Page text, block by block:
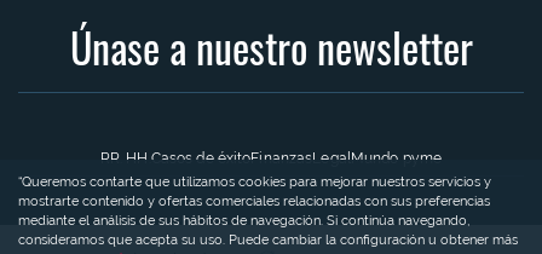
Únase a nuestro newsletter
RR. HH. Casos de éxitoFinanzasLegalMundo pyme
“Queremos contarte que utilizamos cookies para mejorar nuestros servicios y
mostrarte contenido y ofertas comerciales relacionadas con sus preferencias
mediante el análisis de sus hábitos de navegación. Si continúa navegando,
consideramos que acepta su uso. Puede cambiar la configuración u obtener más